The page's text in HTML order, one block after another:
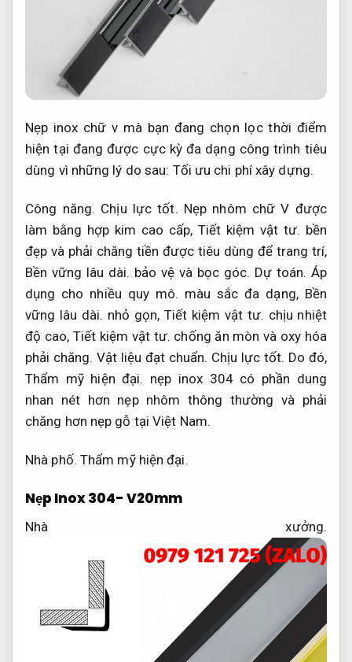
Nẹp inox chữ v mà bạn đang chọn lọc thời điểm
hiện tại đang được cực kỳ đa dạng công trình tiêu
dùng vì những lý do sau: Tối ưu chi phí xây dựng.
Công năng. Chịu lực tốt. Nẹp nhôm chữ V được
làm bằng hợp kim cao cấp, Tiết kiệm vật tư. bền
đẹp và phải chăng tiền được tiêu dùng để trang trí,
Bền vững lâu dài. bảo vệ và bọc góc. Dự toán. Áp
dụng cho nhiều quy mô. màu sắc đa dạng, Bền
vững lâu dài. nhỏ gọn, Tiết kiệm vật tư. chịu nhiệt
độ cao, Tiết kiệm vật tư. chống ăn mòn và oxy hóa
phải chăng.Vật liệu đạt chuẩn. Chịu lực tốt. Do đó,
Thẩm mỹ hiện đại. nẹp inox 304 có phần dung
nhan nét hơn nẹp nhôm thông thường và phải
chăng hơn nẹp gỗ tại Việt Nam.
Nhà phố. Thẩm mỹ hiện đại.
Nẹp Inox 304- V20mm
Nhà xưởng.